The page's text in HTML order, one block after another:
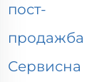
пост-
продажба
Сервисна